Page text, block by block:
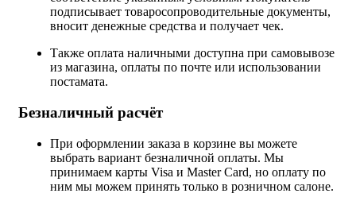
подписывает товаросопроводительные документы,
вносит денежные средства и получает чек.
Также оплата наличными доступна при самовывозе
из магазина, оплаты по почте или использовании
постамата.
Безналичный расчёт
При оформлении заказа в корзине вы можете
выбрать вариант безналичной оплаты. Мы
принимаем карты Visa и Master Card, но оплату по
ним мы можем принять только в розничном салоне.